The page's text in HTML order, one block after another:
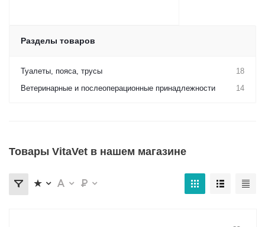
Разделы товаров
Туалеты, пояса, трусы
18
Ветеринарные и послеоперационные принадлежности
14
Товары VitaVet в нашем магазине